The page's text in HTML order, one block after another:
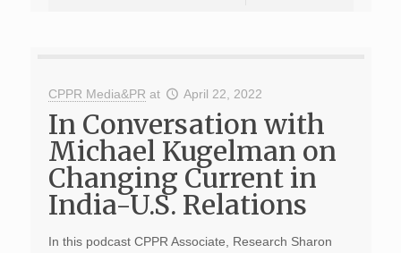
CPPR Media&PR at April 22, 2022
In Conversation with
Michael Kugelman on
Changing Current in
India-U.S. Relations
In this podcast CPPR Associate, Research Sharon